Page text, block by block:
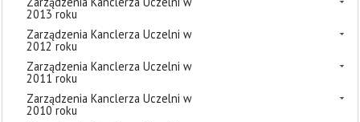
2013 roku
Zarządzenia Kanclerza Uczelni w
2012 roku
Zarządzenia Kanclerza Uczelni w
2011 roku
Zarządzenia Kanclerza Uczelni w
2010 roku